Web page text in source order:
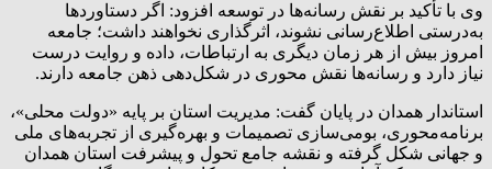
وی با تأکید بر نقش رسانه‌ها در توسعه افزود: اگر دستاوردها
به‌درستی اطلاع‌رسانی نشوند، اثرگذاری نخواهند داشت؛ جامعه
امروز بیش از هر زمان دیگری به ارتباطات، داده و روایت درست
نیاز دارد و رسانه‌ها نقش محوری در شکل‌دهی ذهن جامعه دارند.
استاندار همدان در پایان گفت: مدیریت استان بر پایه «دولت محلی»،
برنامه‌محوری، بومی‌سازی تصمیمات و بهره‌گیری از تجربه‌های ملی
و جهانی شکل گرفته و نقشه جامع تحول و پیشرفت استان همدان